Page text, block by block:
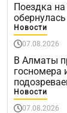
Поездка
Новости
07.08.2026
В Алматы
госномера
Новости
07.08.2026